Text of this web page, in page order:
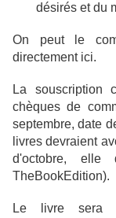
désirés et du
On peut le
directement ici.
La souscription
chèques de
septembre, date
livres devraient
d'octobre, elle
TheBookEdition).
Le livre sera